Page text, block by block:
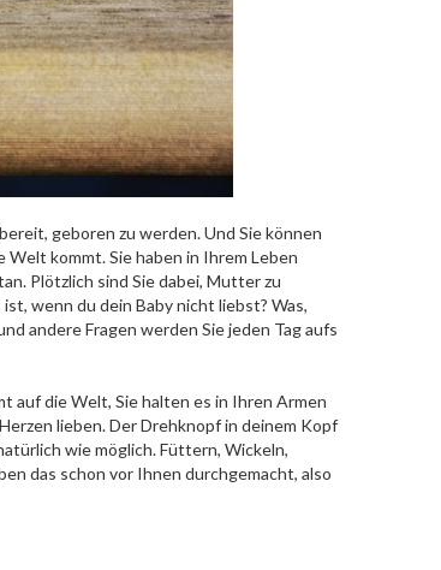
geboren zu werden. Und Sie können
kommt. Sie haben in Ihrem Leben
Plötzlich sind Sie dabei, Mutter zu
wenn du dein Baby nicht liebst? Was,
andere Fragen werden Sie jeden Tag aufs
auf die Welt, Sie halten es in Ihren Armen
lieben. Der Drehknopf in deinem Kopf
wie möglich. Füttern, Wickeln,
das schon vor Ihnen durchgemacht, also